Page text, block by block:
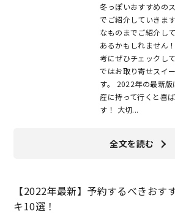
冬っぽいおすすめの
でご紹介していきま
なものまでご紹介し
あるかもしれません
考にぜひチェックし
ではお取り寄せスイ
す。 2022年の最新
産に持って行くと喜
す！ 大切...
全文を読む
【2022年最新】予約するべきおす
キ10選！